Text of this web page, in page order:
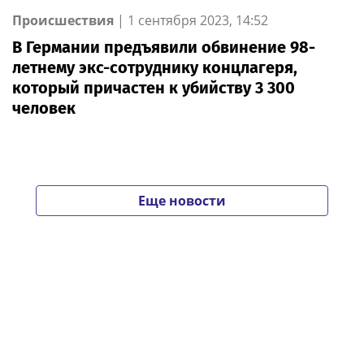
Происшествия | 1 сентября 2023, 14:52
В Германии предъявили обвинение 98-
летнему экс-сотруднику концлагеря,
который причастен к убийству 3 300
человек
Еще новости